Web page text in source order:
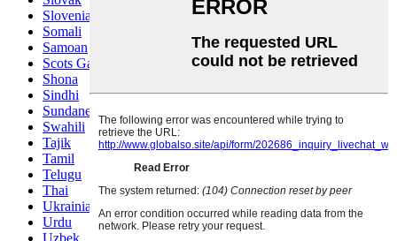
Slovenian
Somali
Samoan
Scots Gaelic
Shona
Sindhi
Sundanese
Swahili
Tajik
Tamil
Telugu
Thai
Ukrainian
Urdu
Uzbek